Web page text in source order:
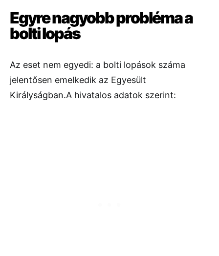
Egyre nagyobb probléma a
bolti lopás
Az eset nem egyedi: a bolti lopások száma
jelentősen emelkedik az Egyesült
Királyságban.A hivatalos adatok szerint: